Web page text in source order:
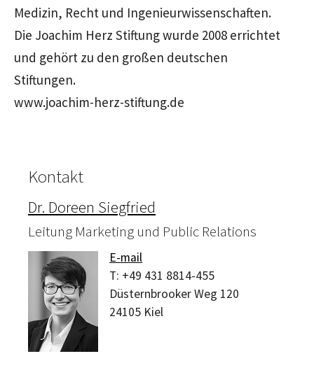
Medizin, Recht und Ingenieurwissenschaften.
Die Joachim Herz Stiftung wurde 2008 errichtet
und gehört zu den großen deutschen
Stiftungen.
www.joachim-herz-stiftung.de
Kontakt
Dr. Doreen Siegfried
Leitung Marketing und Public Relations
E-mail
T: +49 431 8814-455
Düsternbrooker Weg 120
24105 Kiel